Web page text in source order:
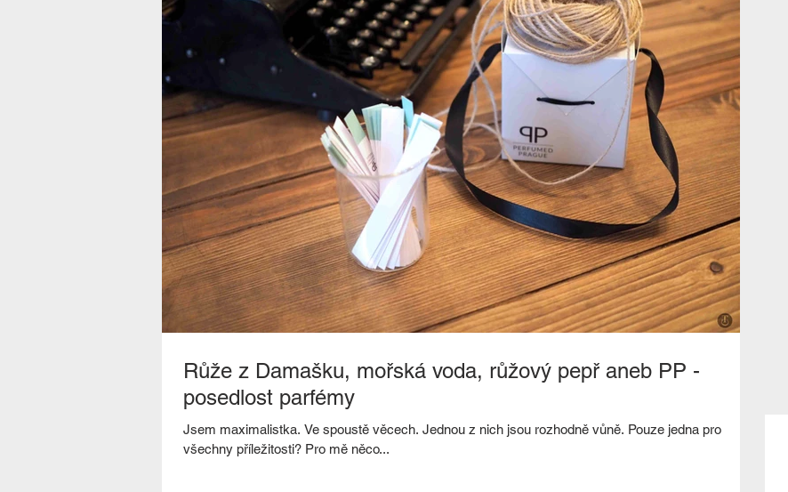
Růže z Damašku, mořská voda, růžový pepř aneb PP -
posedlost parfémy
Jsem maximalistka. Ve spoustě věcech. Jednou z nich jsou rozhodně vůně. Pouze jedna pro
všechny příležitosti? Pro mě něco...